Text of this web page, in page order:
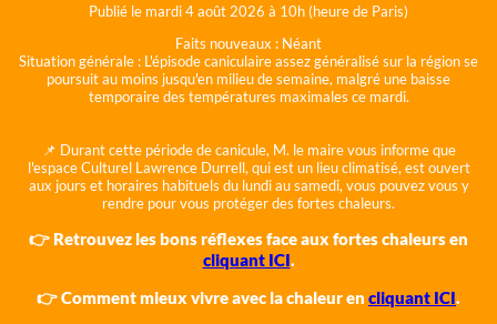
Publié le mardi 4 août 2026 à 10h (heure de Paris)
Faits nouveaux : Néant
Situation générale : L'épisode caniculaire assez généralisé sur la région se
poursuit au moins jusqu'en milieu de semaine, malgré une baisse
temporaire des températures maximales ce mardi.
📌 Durant cette période de canicule, M. le maire vous informe que
l'espace Culturel Lawrence Durrell, qui est un lieu climatisé, est ouvert
aux jours et horaires habituels du lundi au samedi, vous pouvez vous y
rendre pour vous protéger des fortes chaleurs.
👉 Retrouvez les bons réflexes face aux fortes chaleurs en
cliquant ICI.
👉 Comment mieux vivre avec la chaleur en cliquant ICI.